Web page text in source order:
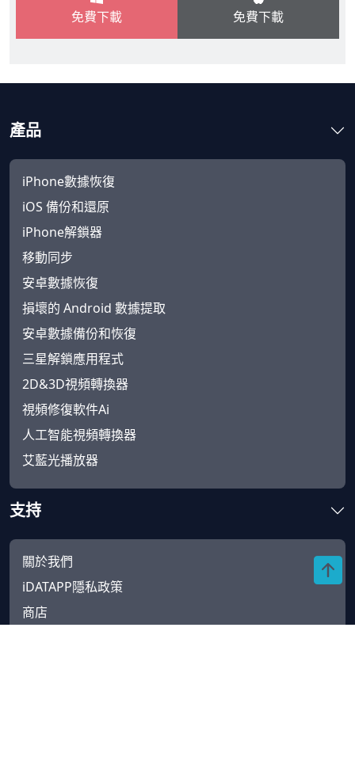
免費下載 免費下載
產品
iPhone數據恢復
iOS 備份和還原
iPhone解鎖器
移動同步
安卓數據恢復
損壞的 Android 數據提取
安卓數據備份和恢復
三星解鎖應用程式
2D&3D視頻轉換器
視頻修復軟件Ai
人工智能視頻轉換器
艾藍光播放器
支持
關於我們
iDATAPP隱私政策
商店